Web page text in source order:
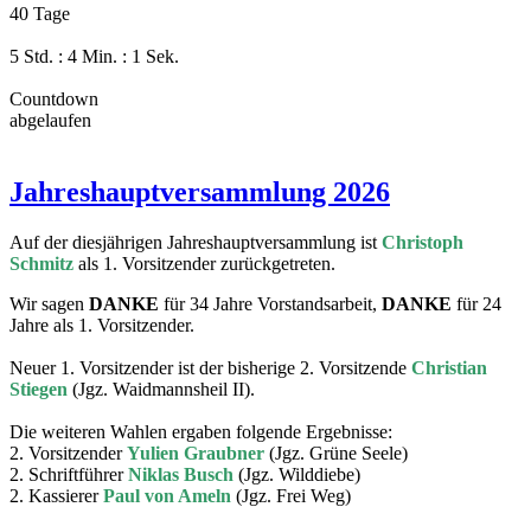
40 Tage
5 Std. : 4 Min. : 1 Sek.
Countdown
abgelaufen
Jahreshauptversammlung 2026
Auf der diesjährigen Jahreshauptversammlung ist Christoph
Schmitz als 1. Vorsitzender zurückgetreten.
Wir sagen DANKE für 34 Jahre Vorstandsarbeit, DANKE für 24
Jahre als 1. Vorsitzender.
Neuer 1. Vorsitzender ist der bisherige 2. Vorsitzende Christian
Stiegen (Jgz. Waidmannsheil II).
Die weiteren Wahlen ergaben folgende Ergebnisse:
2. VorsitzenderYulien Graubner (Jgz. Grüne Seele)
2. SchriftführerNiklas Busch (Jgz. Wilddiebe)
2. KassiererPaul von Ameln (Jgz. Frei Weg)